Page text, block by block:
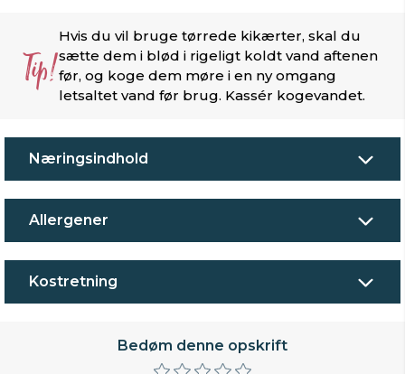
Tip!
Hvis du vil bruge tørrede kikærter, skal du
sætte dem i blød i rigeligt koldt vand aftenen
før, og koge dem møre i en ny omgang
letsaltet vand før brug. Kassér kogevandet.
Næringsindhold
Allergener
Kostretning
Bedøm denne opskrift